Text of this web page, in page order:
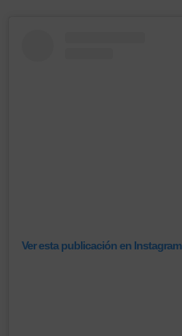
Ver esta publicación en Instagram